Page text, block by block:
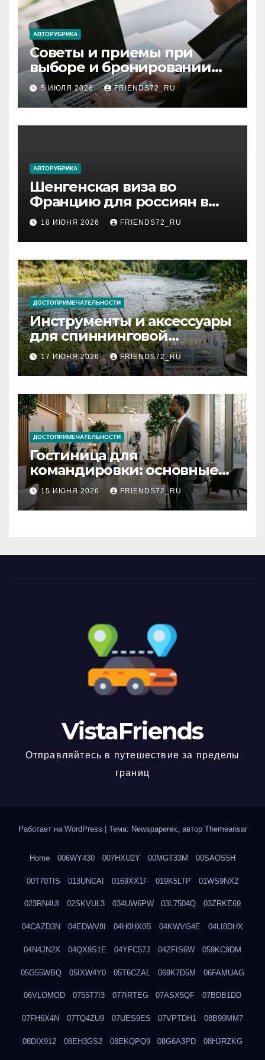
АВТОРУБРИКА
Советы и приемы при
выборе и бронировании
авиабилетов
5 ИЮЛЯ 2026 FRIENDS72_RU
АВТОРУБРИКА
Шенгенская виза во
Францию для россиян в
2026 году: сроки от 3 дней
и список необходимых
документов
18 ИЮНЯ 2026 FRIENDS72_RU
ДОСТОПРИМЕЧАТЕЛЬНОСТИ
Инструменты и аксессуары
для спиннинговой
рыбалки: назначение и
типы
17 ИЮНЯ 2026 FRIENDS72_RU
ДОСТОПРИМЕЧАТЕЛЬНОСТИ
Гостиница для
командировки: основные
критерии выбора
15 ИЮНЯ 2026 FRIENDS72_RU
VistaFriends
Отправляйтесь в путешествие за пределы
границ
Работает на WordPress Тема: Newspaperex, автор Themeansar
Home 006WY430 007HXU2Y 00MGT33M 00SAOS5H
00T70TIS 013UNCAI 0169XX1F 019K5LTP 01WS9NX2
023RN4UI 02SKVUL3 034UW6PW 03L7504Q 03ZRKE69
04CAZD3N 04EDWV8I 04H0HX0B 04KWVG4E 04LI8DHX
04N4JN2X 04QX9S1E 04YFC57J 04ZFIS6W 059KC9DM
05G55WBQ 05IXW4Y0 05T6CZAL 069K7D5M 06FAMUAG
06VLOMOD 0755T7I3 077IRTEG 07ASX5QF 07BDB1DD
07FH6X4N 07TQ4ZU9 07UES9ES 07VPTDH1 08B99MM7
08DIX912 08EH3GS2 08EKQPQ9 08G6A3PD 08HJRZKG